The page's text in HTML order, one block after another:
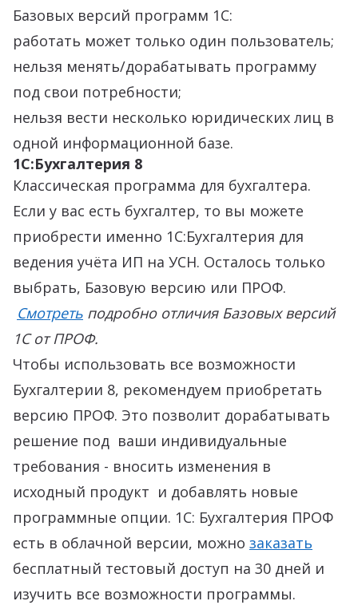
Базовых версий программ 1С:
работать может только один пользователь;
нельзя менять/дорабатывать программу
под свои потребности;
нельзя вести несколько юридических лиц в
одной информационной базе.
1С:Бухгалтерия 8
Классическая программа для бухгалтера.
Если у вас есть бухгалтер, то вы можете
приобрести именно 1С:Бухгалтерия для
ведения учёта ИП на УСН. Осталось только
выбрать, Базовую версию или ПРОФ.
Смотреть подробно отличия Базовых версий
1С от ПРОФ.
Чтобы использовать все возможности
Бухгалтерии 8, рекомендуем приобретать
версию ПРОФ. Это позволит дорабатывать
решение под ваши индивидуальные
требования - вносить изменения в
исходный продукт и добавлять новые
программные опции. 1С: Бухгалтерия ПРОФ
есть в облачной версии, можно заказать
бесплатный тестовый доступ на 30 дней и
изучить все возможности программы.